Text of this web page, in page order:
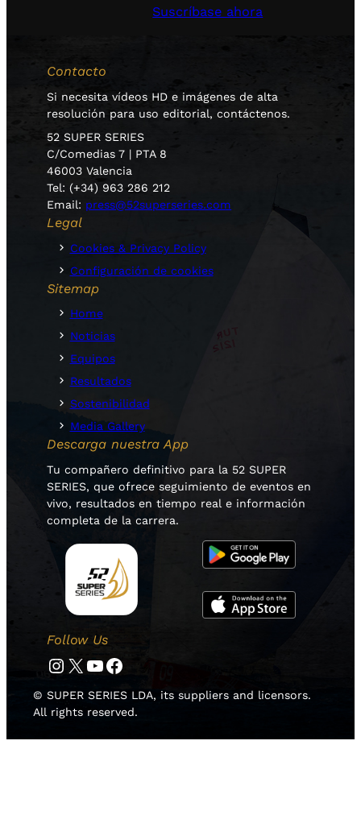
Suscríbase ahora
Contacto
Si necesita vídeos HD e imágenes de alta
resolución para uso editorial, contáctenos.
52 SUPER SERIES
C/Comedias 7 | PTA 8
46003 Valencia
Tel: (+34) 963 286 212
Email: press@52superseries.com
Legal
Cookies & Privacy Policy
Configuración de cookies
Sitemap
Home
Noticias
Equipos
Resultados
Sostenibilidad
Media Gallery
Descarga nuestra App
Tu compañero definitivo para la 52 SUPER
SERIES, que ofrece seguimiento de eventos en
vivo, resultados en tiempo real e información
completa de la carrera.
Follow Us
Instagram Twitter YouTube Facebook
© SUPER SERIES LDA, its suppliers and licensors.
All rights reserved.